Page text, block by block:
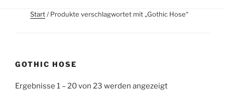
Start/ Produkte verschlagwortet mit „Gothic Hose“
GOTHIC HOSE
Ergebnisse 1 – 20 von 23 werden angezeigt